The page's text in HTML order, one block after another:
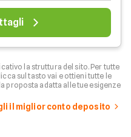
la struttura del sito. Per tutte
sul tasto vai e ottieni tutte le
proposta adatta alle tue esigenze
il miglior conto deposito